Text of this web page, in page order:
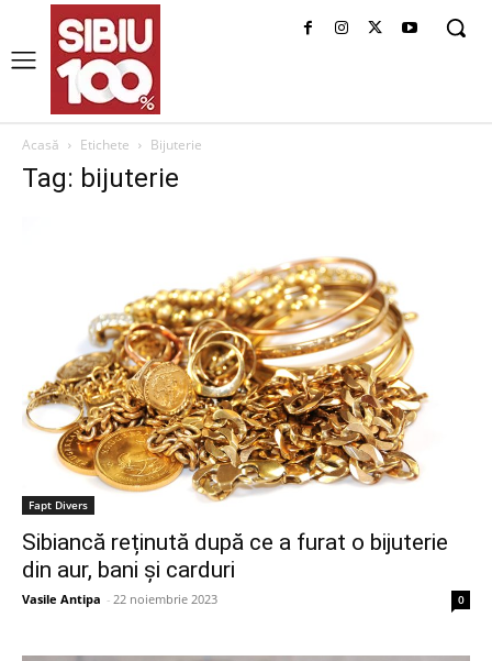
Acasă Etichete Bijuterie
Tag: bijuterie
Fapt Divers
Sibiancă reținută după ce a furat o bijuterie
din aur, bani și carduri
Vasile Antipa - 22 noiembrie 2023 0